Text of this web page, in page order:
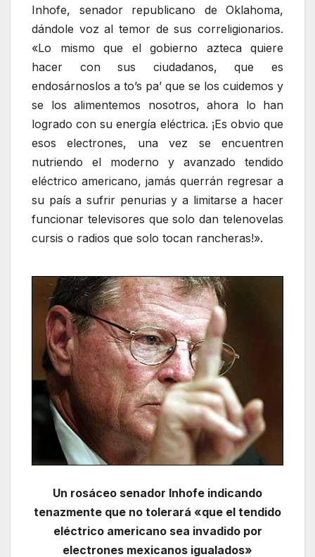
Inhofe, senador republicano de Oklahoma,
dándole voz al temor de sus correligionarios.
«Lo mismo que el gobierno azteca quiere
hacer con sus ciudadanos, que es
endosárnoslos a to’s pa’ que se los cuidemos y
se los alimentemos nosotros, ahora lo han
logrado con su energía eléctrica. ¡Es obvio que
esos electrones, una vez se encuentren
nutriendo el moderno y avanzado tendido
eléctrico americano, jamás querrán regresar a
su país a sufrir penurias y a limitarse a hacer
funcionar televisores que solo dan telenovelas
cursis o radios que solo tocan rancheras!».
Un rosáceo senador Inhofe indicando
tenazmente que no tolerará «que el tendido
eléctrico americano sea invadido por
electrones mexicanos igualados»